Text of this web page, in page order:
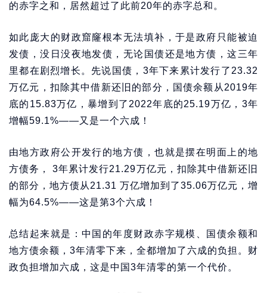
的赤字之和，居然超过了此前20年的赤字总和。
如此庞大的财政窟窿根本无法填补，于是政府只能被迫
发债，没日没夜地发债，无论国债还是地方债，这三年
里都在剧烈增长。先说国债，3年下来累计发行了23.32
万亿元，扣除其中借新还旧的部分，国债余额从2019年
底的15.83万亿，暴增到了2022年底的25.19万亿，3年
增幅59.1%——又是一个六成！
由地方政府公开发行的地方债，也就是摆在明面上的地
方债务， 3年累计发行21.29万亿元，扣除其中借新还旧
的部分，地方债从21.31 万亿增加到了35.06万亿元，增
幅为64.5%——这是第3个六成！
总结起来就是：中国的年度财政赤字规模、国债余额和
地方债余额，3年清零下来，全都增加了六成的负担。财
政负担增加六成，这是中国3年清零的第一个代价。